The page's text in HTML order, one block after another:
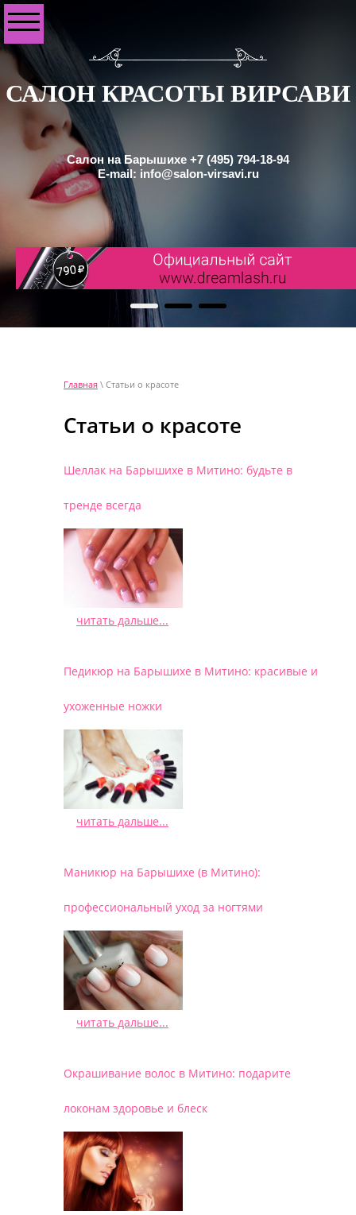
САЛОН КРАСОТЫ ВИРСАВИ
Салон на Барышихе +7 (495) 794-18-94
E-mail: info@salon-virsavi.ru
Главная \ Статьи о красоте
Статьи о красоте
Шеллак на Барышихе в Митино: будьте в
тренде всегда
читать дальше...
Педикюр на Барышихе в Митино: красивые и
ухоженные ножки
читать дальше...
Маникюр на Барышихе (в Митино):
профессиональный уход за ногтями
читать дальше...
Окрашивание волос в Митино: подарите
локонам здоровье и блеск